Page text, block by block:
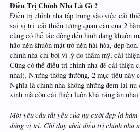
Điều Trị Chỉnh Nha Là Gì ?
Điều trị chỉnh nha tập trung vào việc cải
sai vị trí, cải thiện tương quan cắn của 2
cùng có thể tác động đến hình dạng khuôn
hảo nên khuôn mặt trở nên hài hòa, đẹp
chỉnh nha chỉ bởi vì lý do thẩm mỹ, cải
Cũng có thể điều trị chỉnh nha để cải thiện
nhai). Nhưng thông thường, 2 mục tiêu này
Nghĩa là chỉnh nha không những đem lại nụ
xinh mà còn cải thiện luôn khả năng ăn nhai
Một yêu cầu tất yếu của nụ cười đẹp là hàm
đúng vị trí. Chỉ duy nhất điều trị chỉnh nha